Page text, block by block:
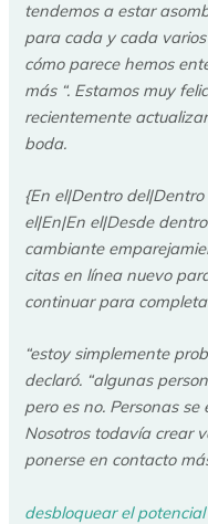
tendemos a estar
para cada y cada
cómo parece hemos
más “. Estamos muy
recientemente
boda.
{En el|Dentro
el|En|En el|Desde
cambiante
citas en línea nuevo
continuar para
“estoy simplemente
declaró. “algunas
pero es no. Personas
Nosotros todavía crear
ponerse en contacto
desbloquear el